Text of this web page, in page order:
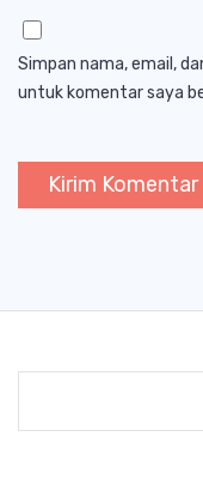
Simpan nama, email,
untuk komentar saya